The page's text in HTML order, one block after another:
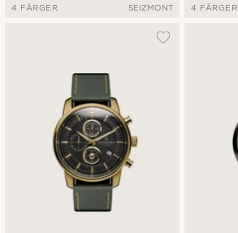
4 FÄRGER SEIZMONT 4 FÄRGER